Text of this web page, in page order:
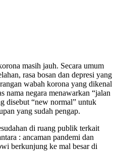
masih jauh. Secara umum
rasa bosan dan depresi yang
wabah korona yang dikenal
nama negara menawarkan “jalan
disebut “new normal” untuk
yang sudah pengap.
di ruang publik terkait
: ancaman pandemi dan
berkunjung ke mal besar di